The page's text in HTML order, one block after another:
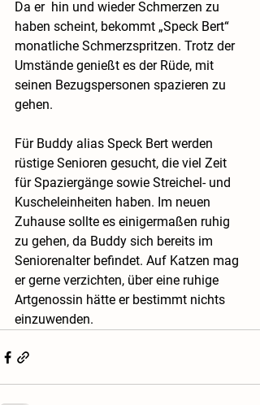
Da er  hin und wieder Schmerzen zu
haben scheint, bekommt „Speck Bert“
monatliche Schmerzspritzen. Trotz der
Umstände genießt es der Rüde, mit
seinen Bezugspersonen spazieren zu
gehen.
Für Buddy alias Speck Bert werden
rüstige Senioren gesucht, die viel Zeit
für Spaziergänge sowie Streichel- und
Kuscheleinheiten haben. Im neuen
Zuhause sollte es einigermaßen ruhig
zu gehen, da Buddy sich bereits im
Seniorenalter befindet. Auf Katzen mag
er gerne verzichten, über eine ruhige
Artgenossin hätte er bestimmt nichts
einzuwenden.